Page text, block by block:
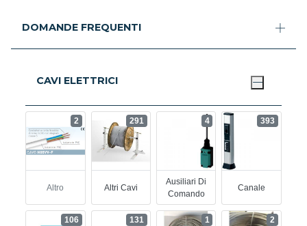
DOMANDE FREQUENTI
CAVI ELETTRICI
Altro
2
Altri Cavi
291
Ausiliari Di
Comando
4
Canale
393
106 131 1 2